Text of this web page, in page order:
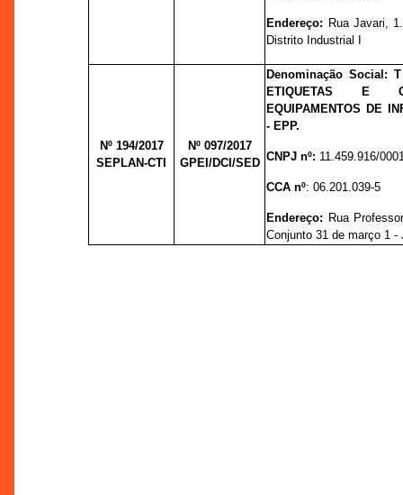
Endereço: Rua Javari,
Distrito Industrial I
Nº 194/2017
SEPLAN-CTI
Nº 097/2017
GPEI/DCI/SED
Denominação Social:
ETIQUETAS E
EQUIPAMENTOS DE
- EPP.
CNPJ nº: 11.459.916/
CCA nº: 06.201.039-5
Endereço: Rua
Conjunto 31 de março 1 -